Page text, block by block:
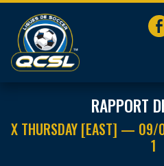
RAPPORT
X THURSDAY [EAST] —
1